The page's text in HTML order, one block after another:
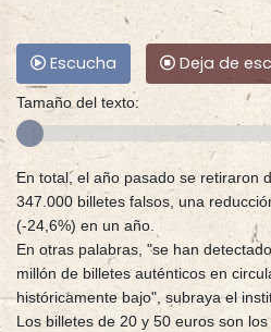
Escucha Deja de
Tamaño del texto:
En total, el año pasado se retiraron
347.000 billetes falsos, una
(-24,6%) en un año.
En otras palabras, "se han
millón de billetes auténticos en
históricamente bajo", subraya el
Los billetes de 20 y 50 euros son